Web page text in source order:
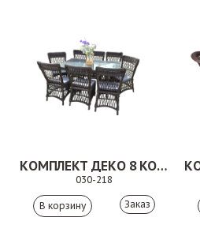
КОМПЛЕКТ ДЕКО 8 КОРИЧНЕВЫЙ
030-218
Заказ